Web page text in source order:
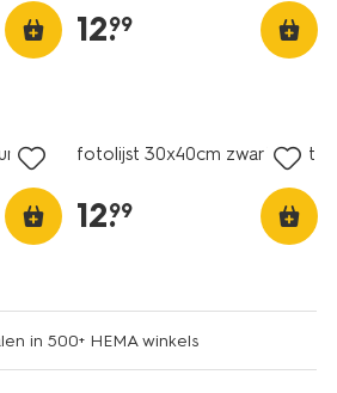
12.
99
fotolijst 30x40cm zwart hout
12.
99
in 500+ HEMA winkels